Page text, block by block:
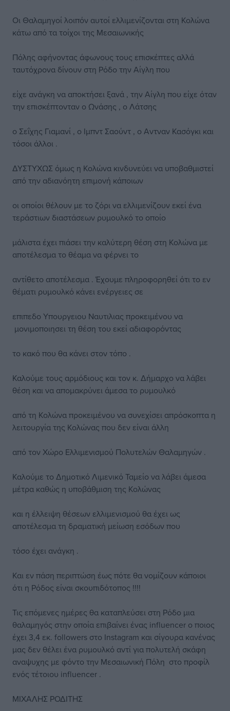
Οι Θαλαμηγοί λοιπόν αυτοί ελλιμενίζονται στη Κολώνα
κάτω από τα τοίχοι της Μεσαιωνικής
Πόλης αφήνοντας άφωνους τους επισκέπτες αλλά
ταυτόχρονα δίνουν στη Ρόδο την Αίγλη που
είχε ανάγκη να αποκτήσει ξανά , την Αίγλη που είχε όταν
την επισκέπτονταν ο Ωνάσης , ο Λάτσης
ο Σεΐχης Γιαμανί , ο Ιμπντ Σαούντ , ο Αντναν Κασόγκι και
τόσοι άλλοι .
ΔΥΣΤΥΧΩΣ όμως η Κολώνα κινδυνεύει να υποβαθμιστεί
από την αδιανόητη επιμονή κάποιων
οι οποίοι θέλουν με το ζόρι να ελλιμενίζουν εκεί ένα
τεράστιων διαστάσεων ρυμουλκό το οποίο
μάλιστα έχει πιάσει την καλύτερη θέση στη Κολώνα με
αποτέλεσμα το θέαμα να φέρνει το
αντίθετο αποτέλεσμα . Έχουμε πληροφορηθεί ότι το εν
θέματι ρυμουλκό κάνει ενέργειες σε
επιπεδο Υπουργειου Ναυτιλιας προκειμένου να
μονιμοποιησει τη θέση του εκεί αδιαφορόντας
το κακό που θα κάνει στον τόπο .
Καλούμε τους αρμόδιους και τον κ. Δήμαρχο να λάβει
θέση και να απομακρύνει άμεσα το ρυμουλκό
από τη Κολώνα προκειμένου να συνεχίσει απρόσκοπτα η
λειτουργία της Κολώνας που δεν είναι άλλη
από τον Χώρο Ελλιμενισμού Πολυτελών Θαλαμηγών .
Καλούμε το Δημοτικό Λιμενικό Ταμείο να λάβει άμεσα
μέτρα καθώς η υποβάθμιση της Κολώνας
και η έλλειψη θέσεων ελλιμενισμού θα έχει ως
αποτέλεσμα τη δραματική μείωση εσόδων που
τόσο έχει ανάγκη .
Και εν πάση περιπτώση έως πότε θα νομίζουν κάποιοι
ότι η Ρόδος είναι σκουπιδότοπος !!!!
Τις επόμενες ημέρες θα καταπλεύσει στη Ρόδο μια
θαλαμηγός στην οποία επιβαίνει ένας influencer ο ποιος
έχει 3,4 εκ. followers στο Instagram και σίγουρα κανένας
μας δεν θέλει ένα ρυμουλκό αντί για πολυτελή σκάφη
αναψυχης με φόντο την Μεσαιωνική Πόλη στο προφίλ
ενός τέτοιου influencer .
ΜΙΧΑΛΗΣ ΡΟΔΙΤΗΣ